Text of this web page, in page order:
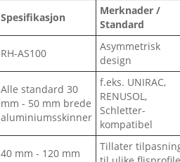
Spesifikasjon
Merknader /
Standard
RH-AS100
Asymmetrisk
design
Alle standard 30
mm - 50 mm brede
aluminiumsskinner
f.eks. UNIRAC,
RENUSOL,
Schletter-
kompatibel
40 mm - 120 mm
Tillater